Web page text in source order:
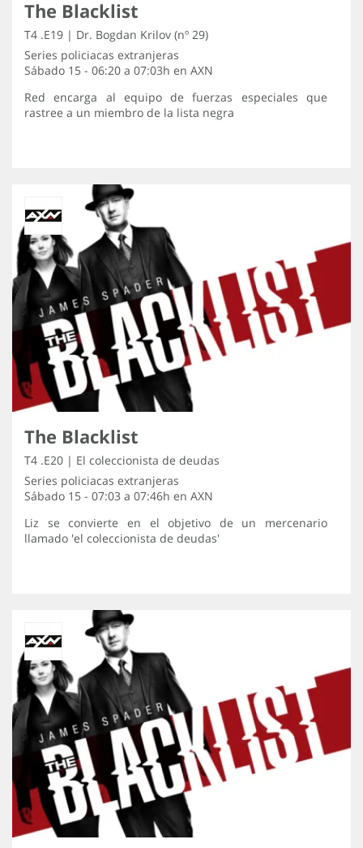
The Blacklist
T4 .E19 | Dr. Bogdan Krilov (nº 29)
Series policiacas extranjeras
Sábado 15 - 06:20 a 07:03h en AXN
Red encarga al equipo de fuerzas especiales que
rastree a un miembro de la lista negra
The Blacklist
T4 .E20 | El coleccionista de deudas
Series policiacas extranjeras
Sábado 15 - 07:03 a 07:46h en AXN
Liz se convierte en el objetivo de un mercenario
llamado 'el coleccionista de deudas'